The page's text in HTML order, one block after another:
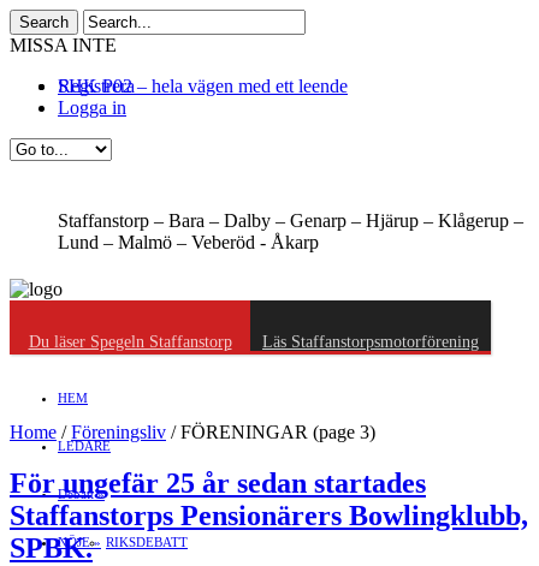
MISSA INTE
SHK P02 – hela vägen med ett leende
Registrera
Logga in
Staffanstorp – Bara – Dalby – Genarp – Hjärup – Klågerup –
Lund – Malmö – Veberöd - Åkarp
Du läser Spegeln Staffanstorp Läs Staffanstorpsmotorförening
HEM
LEDARE
Debatt »
RIKSDEBATT
NÖJE »
Home /Föreningsliv /FÖRENINGAR (page 3)
För ungefär 25 år sedan startades
Staffanstorps Pensionärers Bowlingklubb,
SPBK.